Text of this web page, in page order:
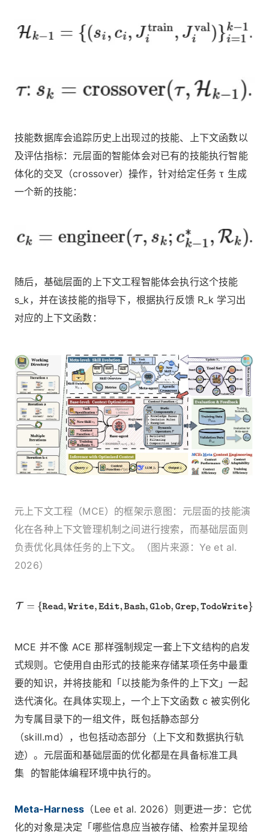
技能数据库会追踪历史上出现过的技能、上下文函数以
及评估指标：元层面的智能体会对已有的技能执行智能
体化的交叉（crossover）操作，针对给定任务 τ 生成
一个新的技能：
随后，基础层面的上下文工程智能体会执行这个技能
s_k，并在该技能的指导下，根据执行反馈 R_k 学习出
对应的上下文函数：
元上下文工程（MCE）的框架示意图：元层面的技能演
化在各种上下文管理机制之间进行搜索，而基础层面则
负责优化具体任务的上下文。（图片来源：Ye et al.
2026）
MCE 并不像 ACE 那样强制规定一套上下文结构的启发
式规则。它使用自由形式的技能来存储某项任务中最重
要的知识，并将技能和「以技能为条件的上下文」一起
迭代演化。在具体实现上，一个上下文函数 c 被实例化
为专属目录下的一组文件，既包括静态部分
（skill.md），也包括动态部分（上下文和数据执行轨
迹）。元层面和基础层面的优化都是在具备标准工具
集 的智能体编程环境中执行的。
Meta-Harness （Lee et al. 2026）则更进一步：它优
化的对象是决定「哪些信息应当被存储、检索并呈现给